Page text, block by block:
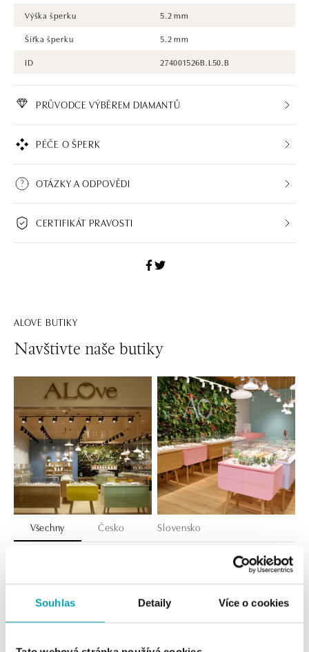
Souhlas Detaily Více o cookies
Výška šperku
5.2 mm
Šířka šperku
5.2 mm
ID
274001526B.L50.B
PRŮVODCE VÝBĚREM DIAMANTŮ
PÉČE O ŠPERK
OTÁZKY A ODPOVĚDI
CERTIFIKÁT PRAVOSTI
ALOVE BUTIKY
Navštivte naše butiky
Všechny Česko Slovensko
dnes otevřeno od 09:00
ALOve OC Olympia, Brno